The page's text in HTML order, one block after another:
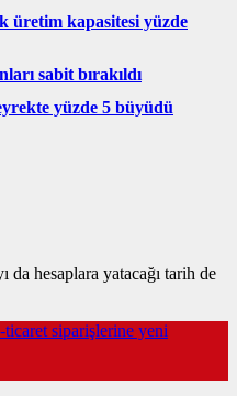
üretim kapasitesi yüzde
sabit bırakıldı
yüzde 5 büyüdü
da hesaplara yatacağı tarih de
ticaret siparişlerine yeni